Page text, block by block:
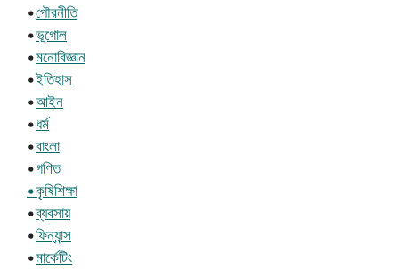
•পৌরনীতি
•ভূগোল
•মনোবিজ্ঞান
•ইতিহাস
•আইন
•ধর্ম
•বাংলা
•গণিত
•কৃষিশিক্ষা
•ব্যবসায়
•ফিন্যান্স
•মার্কেটিং